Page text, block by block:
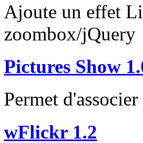
Ajoute un effet
zoombox/jQuery
Pictures Show
Permet
wFlickr 1.2